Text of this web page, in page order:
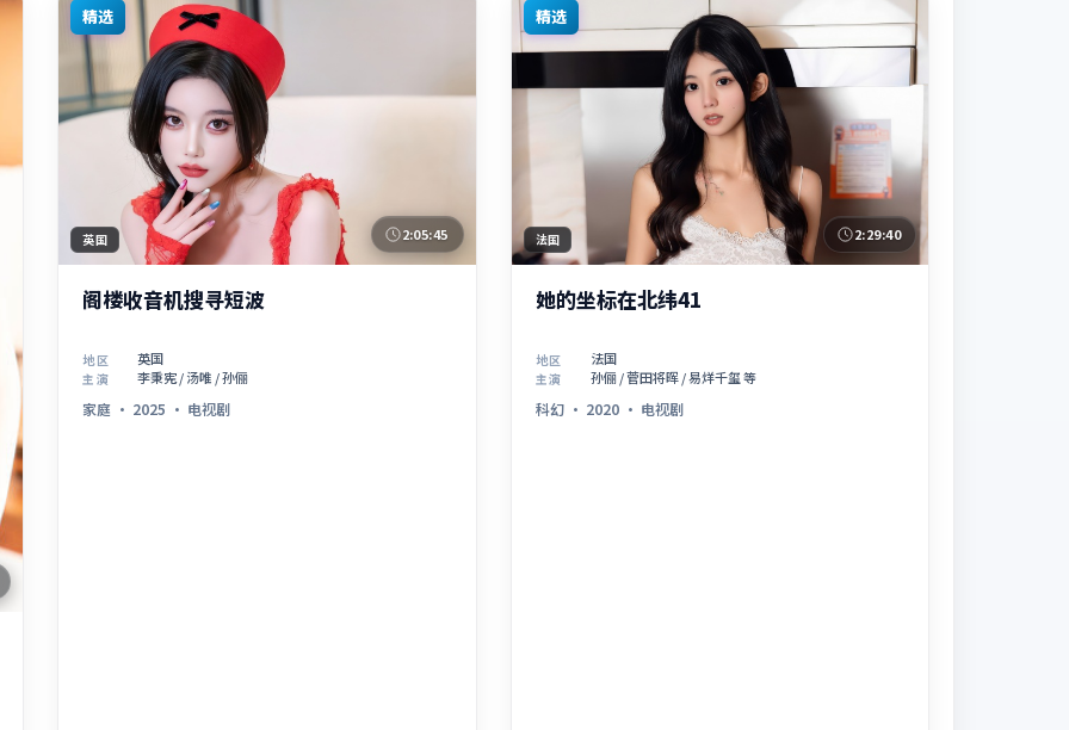
精选
英国 2:05:45
阁楼收音机搜寻短波
地区 英国
主演 李秉宪 / 汤唯 / 孙俪
家庭 · 2025 · 电视剧
精选
法国 2:29:40
她的坐标在北纬41
地区 法国
主演 孙俪 / 菅田将晖 / 易烊千玺 等
科幻· 2020· 电视剧